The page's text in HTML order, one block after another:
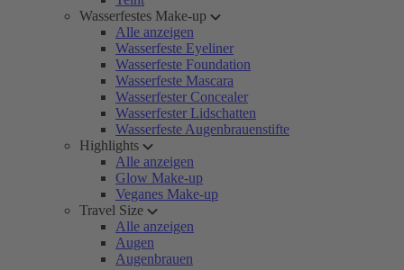
Wasserfestes Make-up
Alle anzeigen
Wasserfeste Eyeliner
Wasserfeste Foundation
Wasserfeste Mascara
Wasserfester Concealer
Wasserfester Lidschatten
Wasserfeste Augenbrauenstifte
Highlights
Alle anzeigen
Glow Make-up
Veganes Make-up
Travel Size
Alle anzeigen
Augen
Augenbrauen